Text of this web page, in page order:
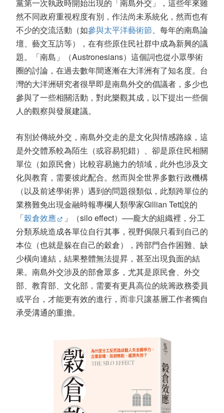
黨第一次執政時開始出現的「南島外交」，這些年來雖
然不同政府重視程度有別，作法尚未系統化，然而也有
不少的交流活動（如參與太平洋藝術節、每年的南島論
壇、藝文互訪等），在有些原住民社群中成為新興的議
題。「南島」（Austronesians）這個詞也從小眾學術
圈的討論，在過去數年間逐漸在大洋洲有了知名度。台
灣的大洋洲研究者很早即是南島外交的倡議者，多少也
參與了一些相關活動，對此樂觀其成，以下提出一些個
人的觀察與發展建議。
有別於傳統外交，南島外交走的是文化與情感路線，這
是外交體系較為陌生（或容易犯錯）、卻是原住民相關
單位（如原民會）比較容易施力的領域，此外也涉及文
化與教育，需要彼此配合。然而與全世界多數行政機構
（以及前述學術界）遇到的問題很類似，此類跨單位的
業務難免出現金融時報專欄人類學家Gillian Tett說的
「榖倉效應
」（silo effect）──龐大的組織裡，分工
分類系統造成各單位自行其事，視野侷限只看到自己的
本位（也就是躲在自己的穀倉），跨部門合作困難、缺
少橫向連結，結果整體無法提昇，甚至出現負面的結
果。南島外交涉及的部會眾多，尤其是原民會、外交
部、教育部、文化部，需要有更具高位的統籌政務委員
或平台，才能更有效的進行，而非只讓基層工作者獨自
承受溝通的重擔。